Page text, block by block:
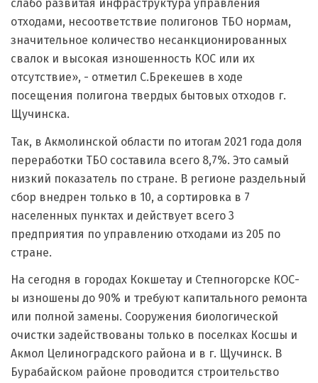
слабо развитая инфраструктура управления
отходами, несоответствие полигонов ТБО нормам,
значительное количество несанкционированных
свалок и высокая изношенность КОС или их
отсутствие», - отметил С.Брекешев в ходе
посещения полигона твердых бытовых отходов г.
Щучинска.
Так, в Акмолинской области по итогам 2021 года доля
переработки ТБО составила всего 8,7%. Это самый
низкий показатель по стране. В регионе раздельный
сбор внедрен только в 10, а сортировка в 7
населенных пунктах и действует всего 3
предприятия по управлению отходами из 205 по
стране.
На сегодня в городах Кокшетау и Степногорске КОС-
ы изношены до 90% и требуют капитального ремонта
или полной замены. Сооружения биологической
очистки задействованы только в поселках Косшы и
Акмол Целиноградского района и в г. Щучинск. В
Бурабайском районе проводится строительство